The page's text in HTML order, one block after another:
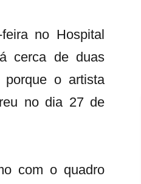
no Hospital
cerca de duas
porque o artista
no dia 27 de
com o quadro